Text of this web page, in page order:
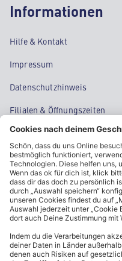
Informationen
Hilfe & Kontakt
Impressum
Datenschutzhinweis
Filialen & Öffnungszeiten
Kontakt
Cookie-Einstellungen
Kundeninformationen
ALDI Nord folgen